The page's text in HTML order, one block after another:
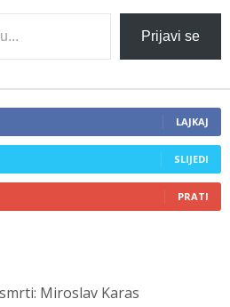
Prijavi se
LAJKAJ
SLIJEDI
PRATI
Miroslav Karas